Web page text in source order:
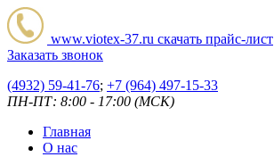
www.viotex-37.ru скачать прайс-лист
Заказать звонок
(4932) 59-41-76; +7 (964) 497-15-33
ПН-ПТ: 8:00 - 17:00 (МСК)
Главная
О нас